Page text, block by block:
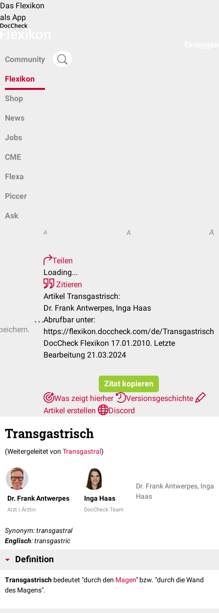
Das Flexikon
als App
Community
Flexikon
Shop
News
Jobs
CME
Flexa
Piccer
Ask
A A A
Teilen
Loading...
Zitieren
Artikel Transgastrisch:
Dr. Frank Antwerpes, Inga Haas
Abrufbar unter:
https://flexikon.doccheck.com/de/Transgastrisch
DocCheck Flexikon 17.01.2010. Letzte
Bearbeitung 21.03.2024
Zitat kopieren
Was zeigt hierher
Versionsgeschichte
Artikel erstellen
Discord
Transgastrisch
(Weitergeleitet von Transgastral)
Dr. Frank Antwerpes
Arzt | Ärztin
Inga Haas
DocCheck Team
Dr. Frank Antwerpes, Inga
Haas
Synonym: transgastral
Englisch: transgastric
Definition
Transgastrisch bedeutet "durch den Magen" bzw. "durch die Wand
des Magens".